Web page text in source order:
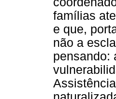
famílias
e que,
não a
pensando: